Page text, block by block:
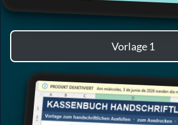
Vorlage 1